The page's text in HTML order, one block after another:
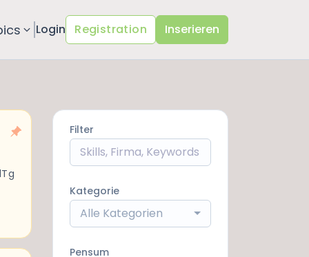
Login Registration Inserieren
Filter
Kategorie
Alle Kategorien
Pensum